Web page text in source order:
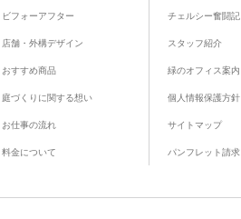
ビフォーアフター
店舗・外構デザイン
おすすめ商品
庭づくりに関する想い
お仕事の流れ
料金について
チェルシー奮闘記
スタッフ紹介
緑のオフィス案内
個人情報保護方針
サイトマップ
パンフレット請求